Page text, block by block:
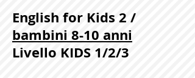
English for Kids 2 /
bambini 8-10 anni
Livello KIDS 1/2/3